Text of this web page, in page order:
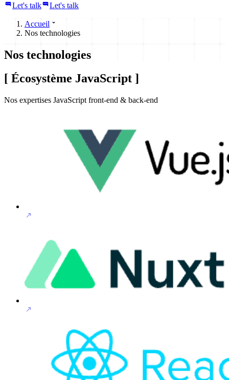
Let's talk Let's talk
Accueil
Nos technologies
Nos technologies
[ Écosystème JavaScript ]
Nos expertises JavaScript front-end & back-end